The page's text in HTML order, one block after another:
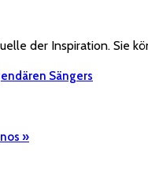
der Inspiration. Sie
Sängers
»